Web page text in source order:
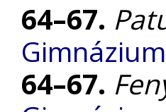
64–67.
Gimnázium
64–67.